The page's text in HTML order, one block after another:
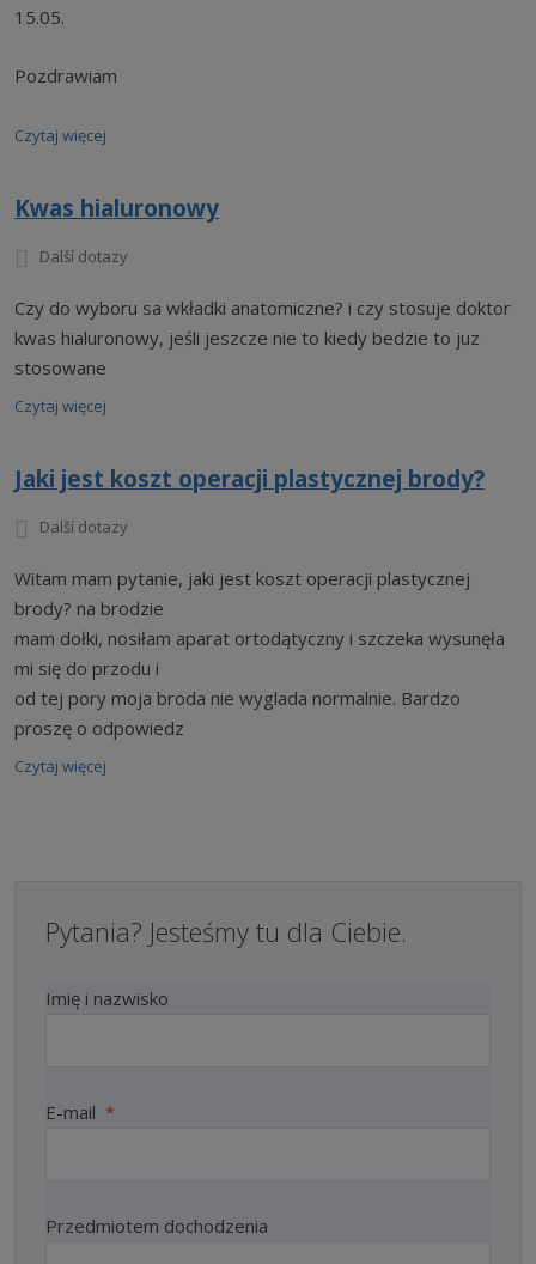
15.05.
Pozdrawiam
Czytaj więcej
Kwas hialuronowy
Další dotazy
Czy do wyboru sa wkładki anatomiczne? i czy stosuje doktor
kwas hialuronowy, jeśli jeszcze nie to kiedy bedzie to juz
stosowane
Czytaj więcej
Jaki jest koszt operacji plastycznej brody?
Další dotazy
Witam mam pytanie, jaki jest koszt operacji plastycznej
brody? na brodzie
mam dołki, nosiłam aparat ortodątyczny i szczeka wysunęła
mi się do przodu i
od tej pory moja broda nie wyglada normalnie. Bardzo
proszę o odpowiedz
Czytaj więcej
Pytania? Jesteśmy tu dla Ciebie.
Imię i nazwisko
E-mail *
Przedmiotem dochodzenia